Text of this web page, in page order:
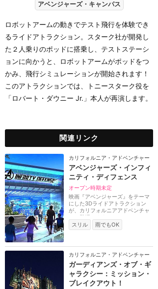
アベンジャーズ・キャンパス
ロボットアームの動きでテスト飛行を体験でき
るライドアトラクション。スターク社が開発し
た２人乗りのポッドに搭乗し、テストステーシ
ョンに向かうと、ロボットアームがポッドをつ
かみ、飛行シミュレーションが開始されます！
このアトラクションでは、トニースターク役を
「ロバート・ダウニー Jr.」本人が再演します。
関連リンク
カリフォルニア・アドベンチャー
アベンジャーズ・インフィ
ニティ・ディフェンス
オープン時期未定
映画『アベンジャーズ』をテーマ
にした3Dライドアトラクション
が、カリフォルニアアドベンチャ
ーに登場します。サ...
スリル
雨でもOK
カリフォルニア・アドベンチャー
ガーディアンズ・オブ・ギ
ャラクシー：ミッション・
ブレイクアウト！